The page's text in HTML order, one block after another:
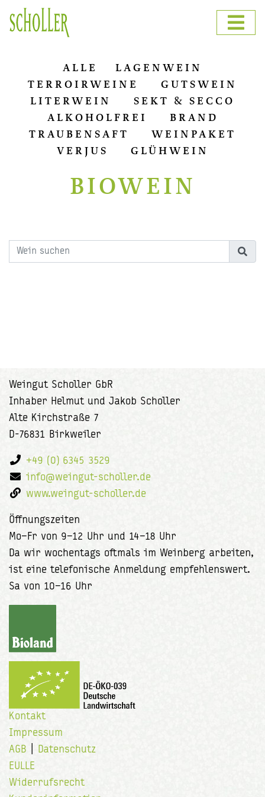
ALLE
LAGENWEIN
TERROIRWEINE
GUTSWEIN
LITERWEIN
SEKT & SECCO
ALKOHOLFREI
BRAND
TRAUBENSAFT
WEINPAKET
VERJUS
GLÜHWEIN
BIOWEIN
Weingut Scholler GbR
Inhaber Helmut und Jakob Scholler
Alte Kirchstraße 7
D-76831 Birkweiler
+49 (0) 6345 3529
info@weingut-scholler.de
www.weingut-scholler.de
Öffnungszeiten
Mo–Fr von 9–12 Uhr und 14–18 Uhr
Da wir wochentags oftmals im Weinberg arbeiten,
ist eine telefonische Anmeldung empfehlenswert.
Sa von 10–16 Uhr
Kontakt
Impressum
AGB
Datenschutz
EULLE
Widerrufsrecht